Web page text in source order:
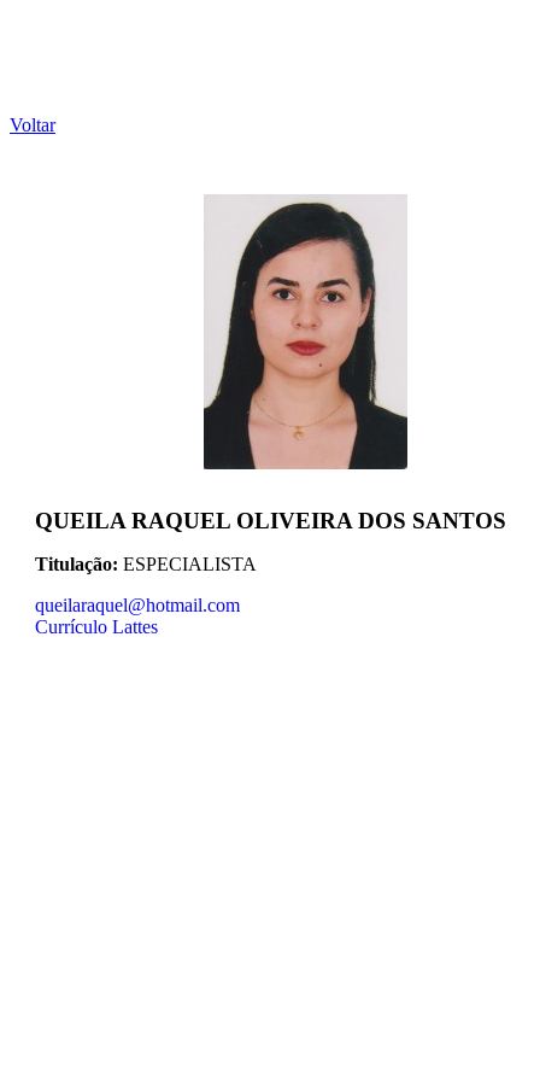
Voltar
QUEILA RAQUEL OLIVEIRA DOS SANTOS
Titulação: ESPECIALISTA
queilaraquel@hotmail.com
Currículo Lattes